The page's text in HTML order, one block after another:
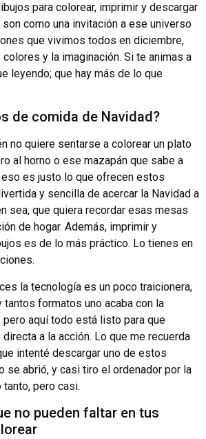
para colorear, imprimir y descargar
como una invitación a ese universo
que vivimos todos en diciembre,
y la imaginación. Si te animas a
leyendo; que hay más de lo que
de comida de Navidad?
no quiere sentarse a colorear un plato
al horno o ese mazapán que sabe a
es justo lo que ofrecen estos
y sencilla de acercar la Navidad a
sea, que quiera recordar esas mesas
de hogar. Además, imprimir y
es de lo más práctico. Lo tienes en
la tecnología es un poco traicionera,
tantos formatos uno acaba con la
pero aquí todo está listo para que
a la acción. Lo que me recuerda
intenté descargar uno de estos
se abrió, y casi tiro el ordenador por la
tanto, pero casi.
no pueden faltar en tus